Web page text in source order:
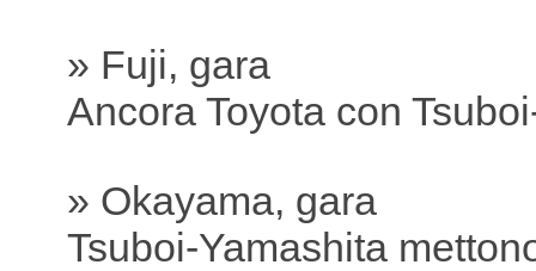
» Fuji, gara
Ancora Toyota con
» Okayama, gara
Tsuboi-Yamashita